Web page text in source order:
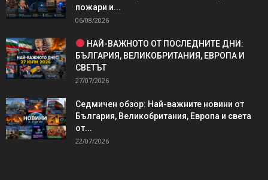
пожари и...
06/08/2026
НАЙ-ВАЖНОТО ОТ ПОСЛЕДНИТЕ ДНИ:
БЪЛГАРИЯ, ВЕЛИКОБРИТАНИЯ, ЕВРОПА И
СВЕТЪТ
27/07/2026
Седмичен обзор: Най-важните новини от
България, Великобритания, Европа и света
от...
22/07/2026